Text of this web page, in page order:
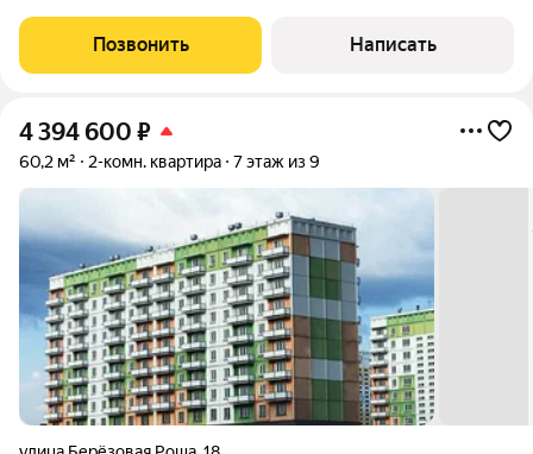
Позвонить Написать
4 394 600 ₽
60,2 м² 2-комн. квартира 7 этаж из 9